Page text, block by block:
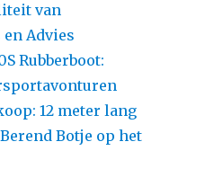
van
Advies
Rubberboot:
12 meter lang
Botje op het